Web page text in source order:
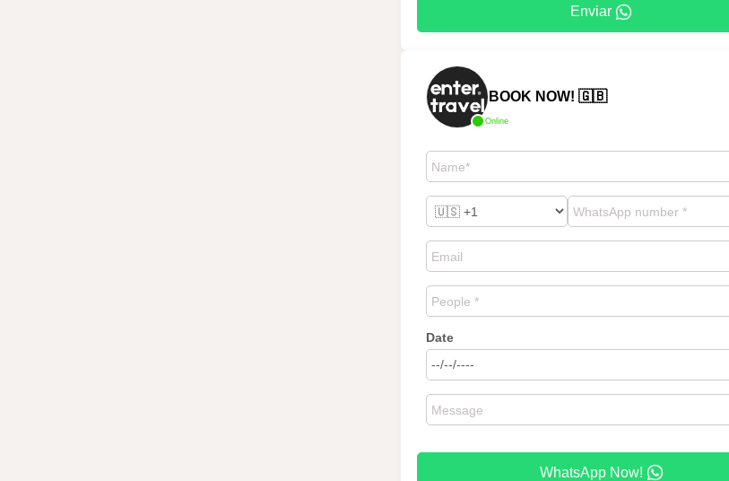
Enviar
Online
BOOK NOW! 🇬🇧
Date
WhatsApp Now!